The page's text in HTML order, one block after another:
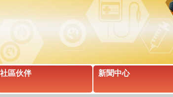
社區伙伴 新聞中心